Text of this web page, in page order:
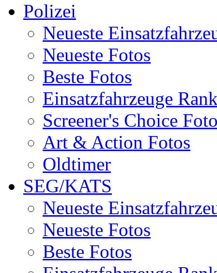
Polizei
Neueste
Neueste Fotos
Beste Fotos
Einsatzfahrzeuge
Screener's Choice
Art & Action Fotos
Oldtimer
SEG/KATS
Neueste
Neueste Fotos
Beste Fotos